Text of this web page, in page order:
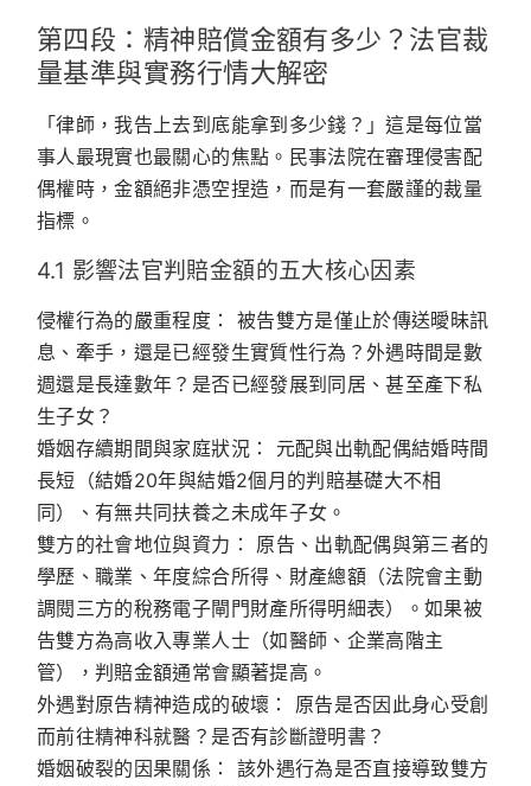
第四段：精神賠償金額有多少？法官裁
量基準與實務行情大解密
「律師，我告上去到底能拿到多少錢？」這是每位當
事人最現實也最關心的焦點。民事法院在審理侵害配
偶權時，金額絕非憑空捏造，而是有一套嚴謹的裁量
指標。
4.1 影響法官判賠金額的五大核心因素
侵權行為的嚴重程度：
被告雙方是僅止於傳送曖昧訊
息、牽手，還是已經發生實質性行為？外遇時間是數
週還是長達數年？是否已經發展到同居、甚至產下私
生子女？
婚姻存續期間與家庭狀況：
元配與出軌配偶結婚時間
長短（結婚20年與結婚2個月的判賠基礎大不相
同）、有無共同扶養之未成年子女。
雙方的社會地位與資力：
原告、出軌配偶與第三者的
學歷、職業、年度綜合所得、財產總額（法院會主動
調閱三方的稅務電子閘門財產所得明細表）。如果被
告雙方為高收入專業人士（如醫師、企業高階主
管），判賠金額通常會顯著提高。
外遇對原告精神造成的破壞：
原告是否因此身心受創
而前往精神科就醫？是否有診斷證明書？
婚姻破裂的因果關係：
該外遇行為是否直接導致雙方